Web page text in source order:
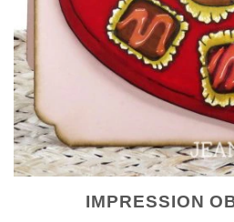
IMPRESSION